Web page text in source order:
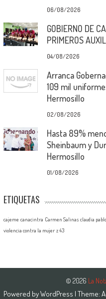
06/08/2026
GOBIERNO DE
PRIMEROS
04/08/2026
Arranca
109 mil
Hermosillo
02/08/2026
Hasta 89%
Sheinbaum y
Hermosillo
01/08/2026
ETIQUETAS
cajeme canacintra Carmen Salinas claudia
violencia contra la mujer z 43
© 2026 La
Powered byWordPress | Theme: